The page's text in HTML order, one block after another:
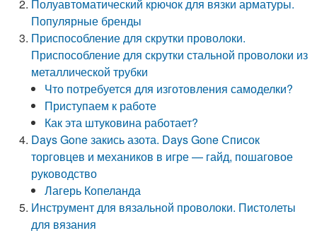
Полуавтоматический крючок для вязки арматуры.
Популярные бренды
Приспособление для скрутки проволоки.
Приспособление для скрутки стальной проволоки из
металлической трубки
Что потребуется для изготовления самоделки?
Приступаем к работе
Как эта штуковина работает?
Days Gone закись азота. Days Gone Список
торговцев и механиков в игре — гайд, пошаговое
руководство
Лагерь Копеланда
Инструмент для вязальной проволоки. Пистолеты
для вязания